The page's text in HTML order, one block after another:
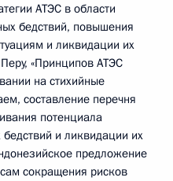
АТЭС в области
бедствий, повышения
и ликвидации их
«Принципов АТЭС
на стихийные
составление перечня
потенциала
и ликвидации их
предложение
сокращения рисков